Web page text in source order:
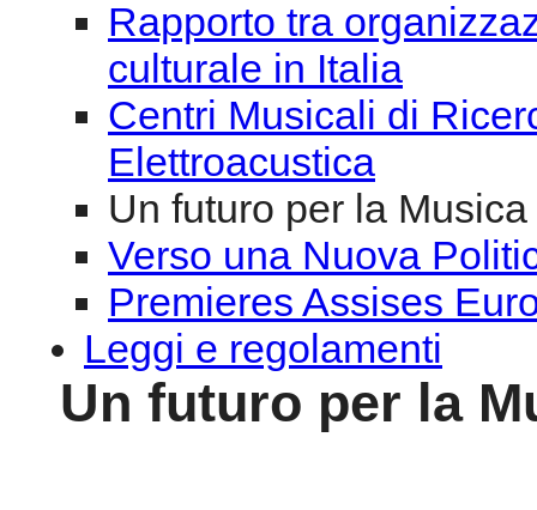
Rapporto tra
culturale in Italia
Centri Musicali di
Elettroacustica
Un futuro per la
Verso una Nuova
Premieres Assises
Leggi e regolamenti
Un futuro per la